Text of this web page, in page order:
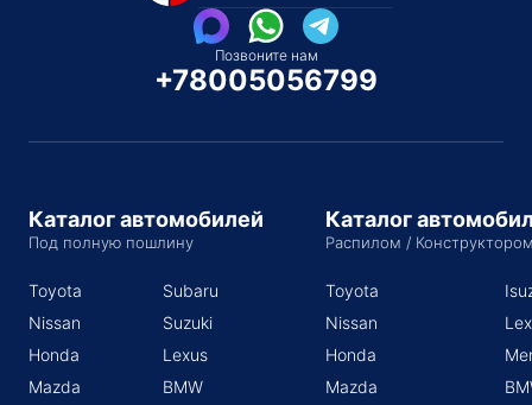
Позвоните нам
+78005056799
Каталог автомобилей
Под полную пошлину
Toyota
Nissan
Honda
Mazda
Subaru
Suzuki
Lexus
BMW
Каталог
Распилом /
Toyota
Nissan
Honda
Mazda